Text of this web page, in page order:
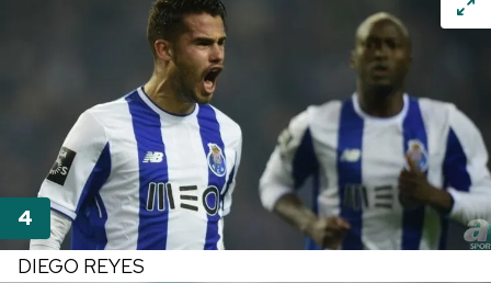
DIEGO REYES